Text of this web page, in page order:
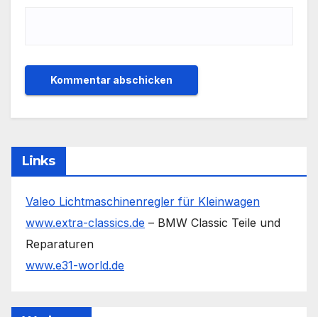
Links
Valeo Lichtmaschinenregler für Kleinwagen
www.extra-classics.de – BMW Classic Teile und
Reparaturen
www.e31-world.de